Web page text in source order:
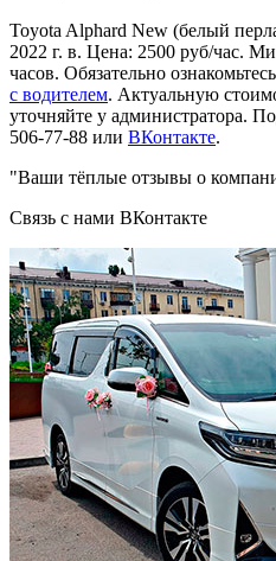
Toyota Alphard New (белый
2022 г. в. Цена: 2500 руб/час.
часов. Обязательно
с водителем. Актуальную
уточняйте у администратора.
506-77-88 или ВКонтакте.
"Ваши тёплые отзывы о
Связь с нами ВКонтакте